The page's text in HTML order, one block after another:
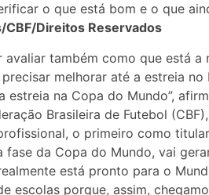
o que está bom e o que
CBF/Direitos Reservados
também como que está
melhorar até a estreia
estreia na Copa do Mundo”,
Brasileira de Futebol
o primeiro como
fase da Copa do Mundo, vai
está pronto para o
escolas porque, assim,